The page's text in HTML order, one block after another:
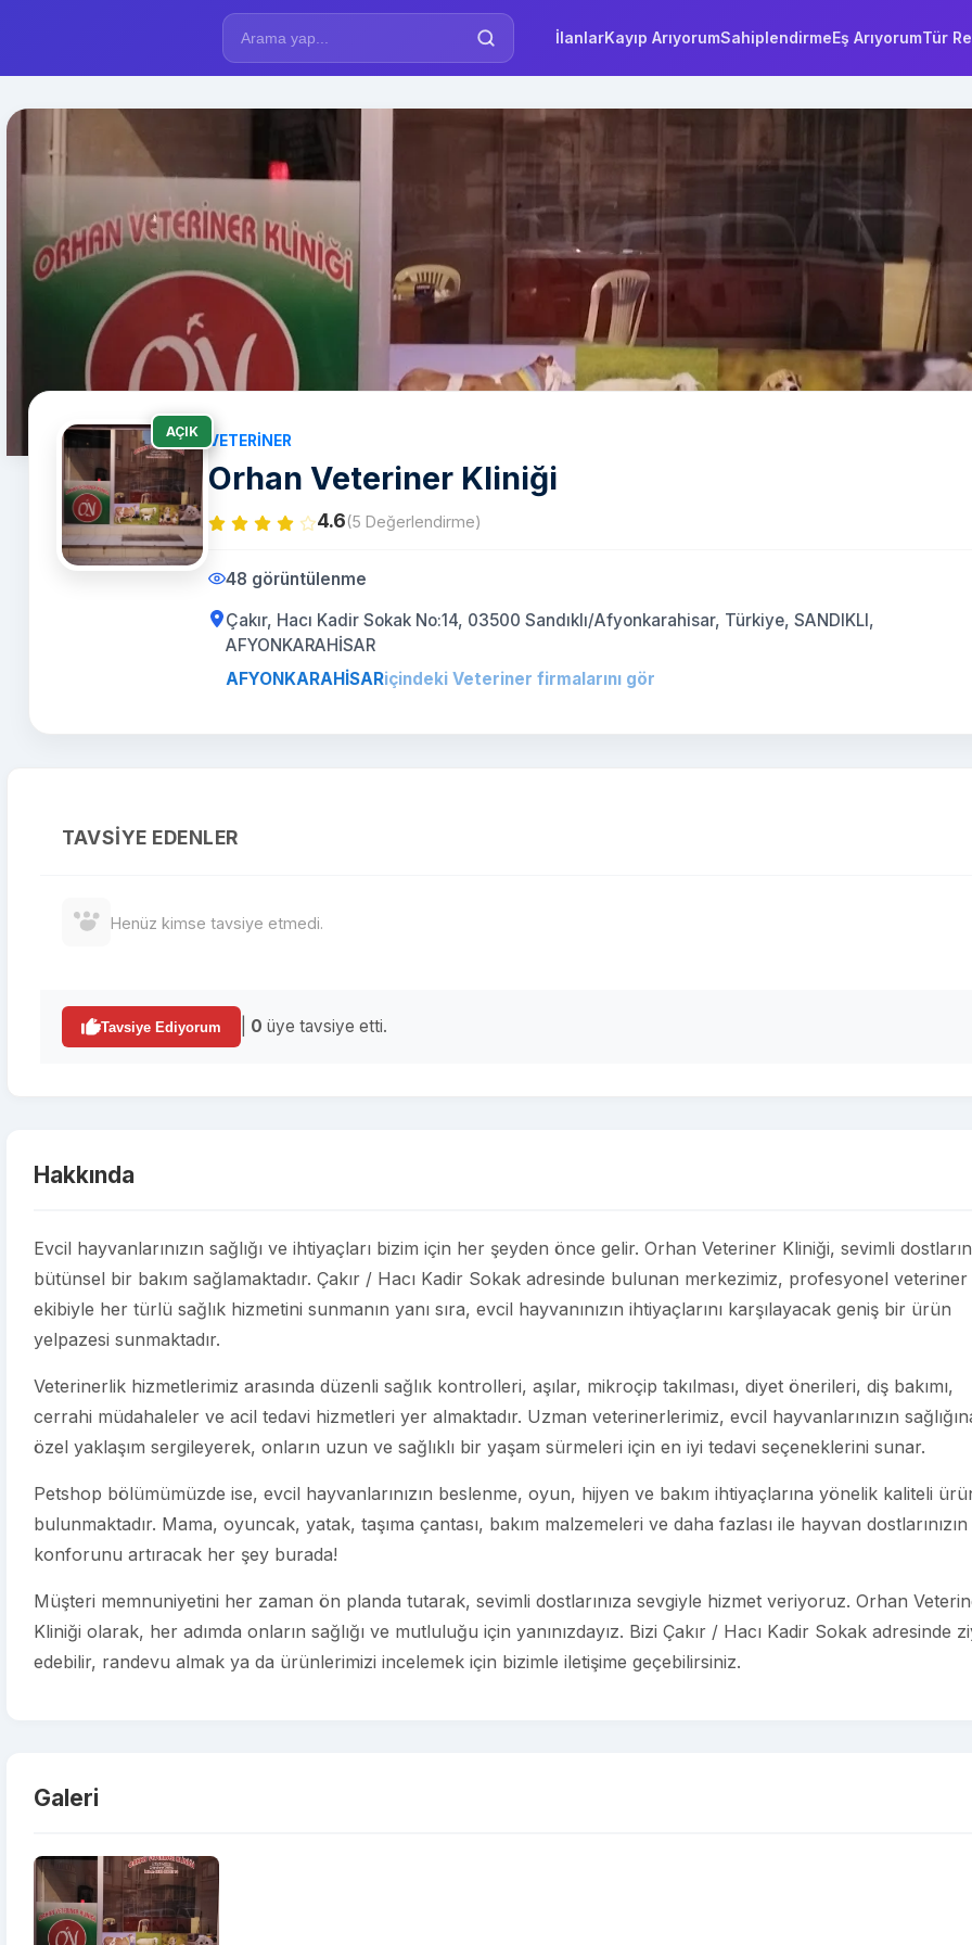
İlanlarKayıp ArıyorumSahiplendirmeEş ArıyorumTür
AÇIK
VETERINER
Orhan Veteriner Kliniği
4.6(5 Değerlendirme)
48 görüntülenme
Çakır, Hacı Kadir Sokak No:14, 03500 Sandıklı/Afyonkarahisar, Türkiye, SANDIKLI,
AFYONKARAHİSAR
AFYONKARAHİSARiçindeki Veteriner firmalarını gör
TAVSIYE EDENLER
Henüz kimse tavsiye etmedi.
Tavsiye Ediyorum 0 üye tavsiye etti.
Hakkında
Evcil hayvanlarınızın sağlığı ve ihtiyaçları bizim için her şeyden önce gelir. Orhan Veteriner Kliniği, sevimli
bütünsel bir bakım sağlamaktadır. Çakır / Hacı Kadir Sokak adresinde bulunan merkezimiz, profesyonel veteriner
ekibiyle her türlü sağlık hizmetini sunmanın yanı sıra, evcil hayvanınızın ihtiyaçlarını karşılayacak geniş bir ürün
yelpazesi sunmaktadır.
Veterinerlik hizmetlerimiz arasında düzenli sağlık kontrolleri, aşılar, mikroçip takılması, diyet önerileri, diş bakımı,
cerrahi müdahaleler ve acil tedavi hizmetleri yer almaktadır. Uzman veterinerlerimiz, evcil hayvanlarınızın
özel yaklaşım sergileyerek, onların uzun ve sağlıklı bir yaşam sürmeleri için en iyi tedavi seçeneklerini sunar.
Petshop bölümümüzde ise, evcil hayvanlarınızın beslenme, oyun, hijyen ve bakım ihtiyaçlarına yönelik kaliteli
bulunmaktadır. Mama, oyuncak, yatak, taşıma çantası, bakım malzemeleri ve daha fazlası ile hayvan dostlarınızın
konforunu artıracak her şey burada!
Müşteri memnuniyetini her zaman ön planda tutarak, sevimli dostlarınıza sevgiyle hizmet veriyoruz. Orhan
Kliniği olarak, her adımda onların sağlığı ve mutluluğu için yanınızdayız. Bizi Çakır / Hacı Kadir Sokak adresinde
edebilir, randevu almak ya da ürünlerimizi incelemek için bizimle iletişime geçebilirsiniz.
Galeri